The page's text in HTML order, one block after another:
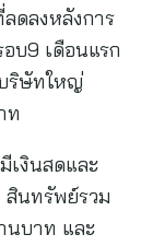
ดลงหลังการ
บ9 เดือนแรก
ริษัทใหญ่
ท
เงินสดและ
สินทรัพย์รวม
นบาท และ